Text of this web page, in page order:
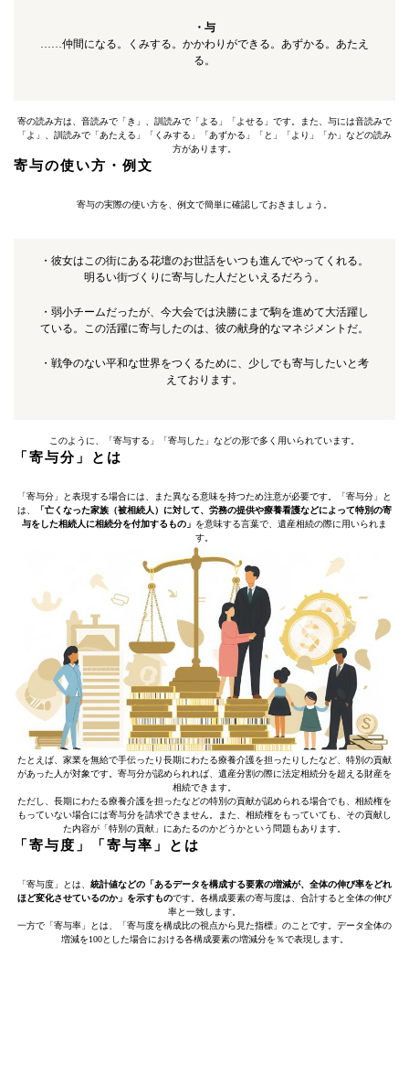
・与
……仲間になる。くみする。かかわりができる。あずかる。あたえ
る。
寄の読み方は、音読みで「き」、訓読みで「よる」「よせる」です。また、与には音読みで
「よ」、訓読みで「あたえる」「くみする」「あずかる」「と」「より」「か」などの読み
方があります。
寄与の使い方・例文
寄与の実際の使い方を、例文で簡単に確認しておきましょう。
・彼女はこの街にある花壇のお世話をいつも進んでやってくれる。
明るい街づくりに寄与した人だといえるだろう。
・弱小チームだったが、今大会では決勝にまで駒を進めて大活躍し
ている。この活躍に寄与したのは、彼の献身的なマネジメントだ。
・戦争のない平和な世界をつくるために、少しでも寄与したいと考
えております。
このように、「寄与する」「寄与した」などの形で多く用いられています。
「寄与分」とは
「寄与分」と表現する場合には、また異なる意味を持つため注意が必要です。「寄与分」と
は、
「亡くなった家族（被相続人）に対して、労務の提供や療養看護などによって特別の寄
与をした相続人に相続分を付加するもの」 を意味する言葉で、遺産相続の際に用いられま
す。
たとえば、家業を無給で手伝ったり長期にわたる療養介護を担ったりしたなど、特別の貢献
があった人が対象です。寄与分が認められれば、遺産分割の際に法定相続分を超える財産を
相続できます。
ただし、長期にわたる療養介護を担ったなどの特別の貢献が認められる場合でも、相続権を
もっていない場合には寄与分を請求できません。また、相続権をもっていても、その貢献し
た内容が「特別の貢献」にあたるのかどうかという問題もあります。
「寄与度」「寄与率」とは
「寄与度」とは、 統計値などの「あるデータを構成する要素の増減が、全体の伸び率をどれ
ほど変化させているのか」を示すものです。各構成要素の寄与度は、合計すると全体の伸び
率と一致します。
一方で「寄与率」とは、「寄与度を構成比の視点から見た指標」のことです。データ全体の
増減を100とした場合における各構成要素の増減分を％で表現します。